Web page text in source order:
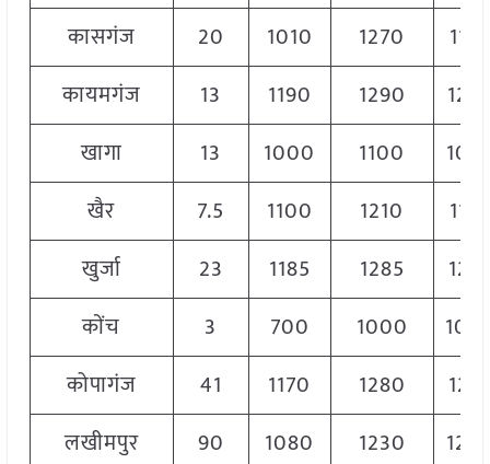
कासगंज 20 1010 1270
कायमगंज
13 1190 1290
खागा
13 1000 1100
खैर
7.5 1100 1210
खुर्जा
23 1185 1285
कोंच
3 700 1000
कोपागंज
41 1170 1280
लखीमपुर
90 1080 1230